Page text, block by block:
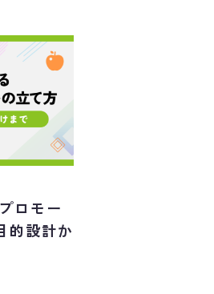
ロモー
的設計か